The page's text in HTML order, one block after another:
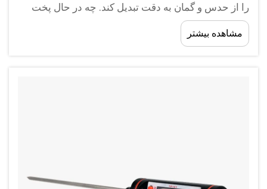
را از حدس و گمان به دقت تبدیل کند. چه در حال پخت
استیک باشید، مرغ را دم کنید یا مهارت خود را در پخت
شیرینی بهبود بخشید، داشتن ابزاری دقیق برای
اندازه‌گیری دما ضروری است...
مشاهده بیشتر